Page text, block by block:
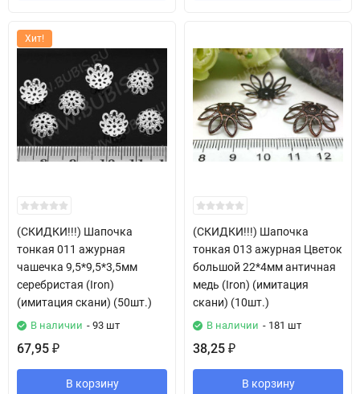
Хит!
(СКИДКИ!!!) Шапочка
тонкая 011 ажурная
чашечка 9,5*9,5*3,5мм
серебристая (Iron)
(имитация скани) (50шт.)
В наличии - 93 шт
67,95 ₽
В корзину
(СКИДКИ!!!) Шапочка
тонкая 013 ажурная Цветок
большой 22*4мм античная
медь (Iron) (имитация
скани) (10шт.)
В наличии - 181 шт
38,25 ₽
В корзину